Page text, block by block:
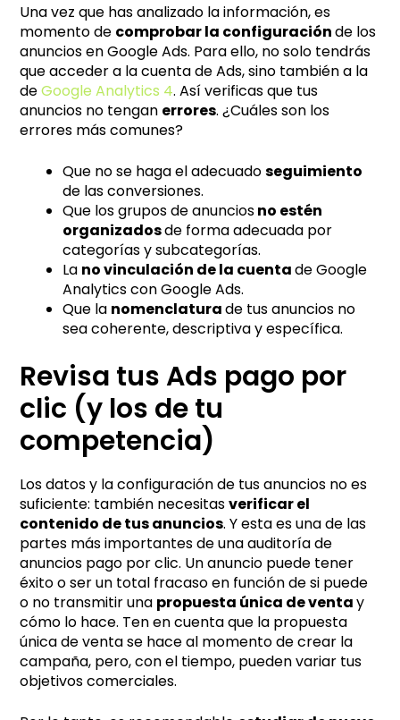
Una vez que has analizado la información, es
momento de comprobar la configuraciónde los
anuncios en Google Ads. Para ello, no solo tendrás
que acceder a la cuenta de Ads, sino también a la
deGoogle Analytics 4. Así verificas que tus
anuncios no tengan errores. ¿Cuáles son los
errores más comunes?
Que no se haga el adecuadoseguimiento
de las conversiones.
Que los grupos de anunciosno estén
organizadosde forma adecuada por
categorías y subcategorías.
La no vinculación de la cuentade Google
Analytics con Google Ads.
Que la nomenclaturade tus anuncios no
sea coherente, descriptiva y específica.
Revisa tus Ads pago por
clic (y los de tu
competencia)
Los datos y la configuración de tus anuncios no es
suficiente: también necesitasverificar el
contenido de tus anuncios. Y esta es una de las
partes más importantes de una auditoría de
anuncios pago por clic. Un anuncio puede tener
éxito o ser un total fracaso en función de si puede
o no transmitir una propuesta única de ventay
cómo lo hace. Ten en cuenta que la propuesta
única de venta se hace al momento de crear la
campaña, pero, con el tiempo, pueden variar tus
objetivos comerciales.